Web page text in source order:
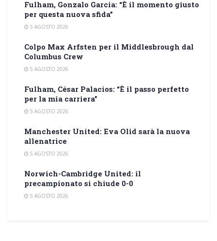
Fulham, Gonzalo Garcia: “È il momento giusto
per questa nuova sfida”
5 AGOSTO 2026
Colpo Max Arfsten per il Middlesbrough dal
Columbus Crew
5 AGOSTO 2026
Fulham, César Palacios: “È il passo perfetto
per la mia carriera”
5 AGOSTO 2026
Manchester United: Eva Olid sarà la nuova
allenatrice
5 AGOSTO 2026
Norwich-Cambridge United: il
precampionato si chiude 0-0
5 AGOSTO 2026